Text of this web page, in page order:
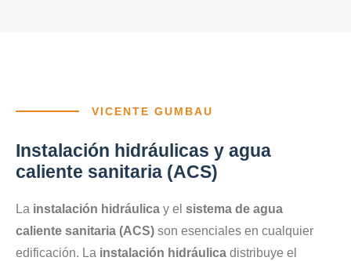
VICENTE GUMBAU
Instalación hidráulicas y agua
caliente sanitaria (ACS)
La instalación hidráulica y el sistema de agua
caliente sanitaria (ACS) son esenciales en cualquier
edificación. La instalación hidráulica distribuye el